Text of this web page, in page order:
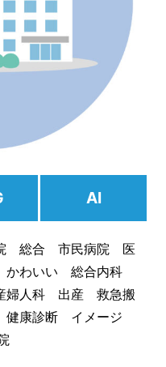
AI
総合 市民病院 医
わいい 総合内科
人科 出産 救急搬
康診断 イメージ